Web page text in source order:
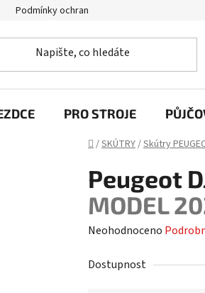
Podmínky ochrany osobních údajů
PRO STROJE
Domů
/SKÚTRY/Skútry
Peugeot
MODEL
Průměrné
produktu
Neohodnoceno
Dostupnost